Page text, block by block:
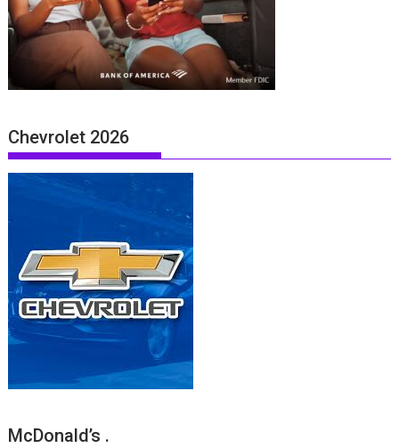
Chevrolet 2026
McDonald’s .